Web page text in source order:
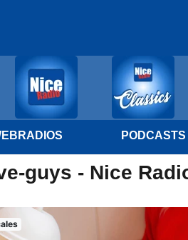
PODCASTS
guys - Nice